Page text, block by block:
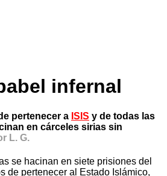
infernal
pertenecer a ISIS y de todas las
en cárceles sirias sin
L. G.
se hacinan en siete prisiones del
de pertenecer al Estado Islámico,